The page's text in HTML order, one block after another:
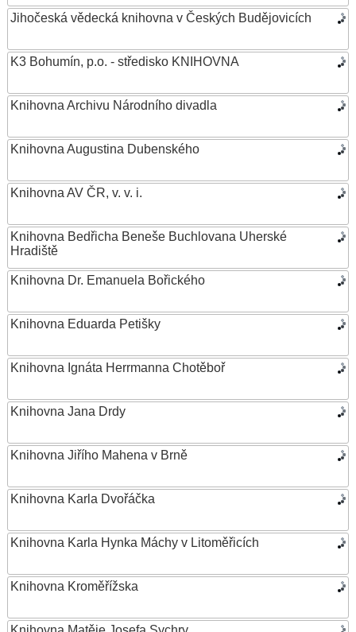
Jihočeská vědecká knihovna v Českých Budějovicích
K3 Bohumín, p.o. - středisko KNIHOVNA
Knihovna Archivu Národního divadla
Knihovna Augustina Dubenského
Knihovna AV ČR, v. v. i.
Knihovna Bedřicha Beneše Buchlovana Uherské
Hradiště
Knihovna Dr. Emanuela Bořického
Knihovna Eduarda Petišky
Knihovna Ignáta Herrmanna Chotěboř
Knihovna Jana Drdy
Knihovna Jiřího Mahena v Brně
Knihovna Karla Dvořáčka
Knihovna Karla Hynka Máchy v Litoměřicích
Knihovna Kroměřížska